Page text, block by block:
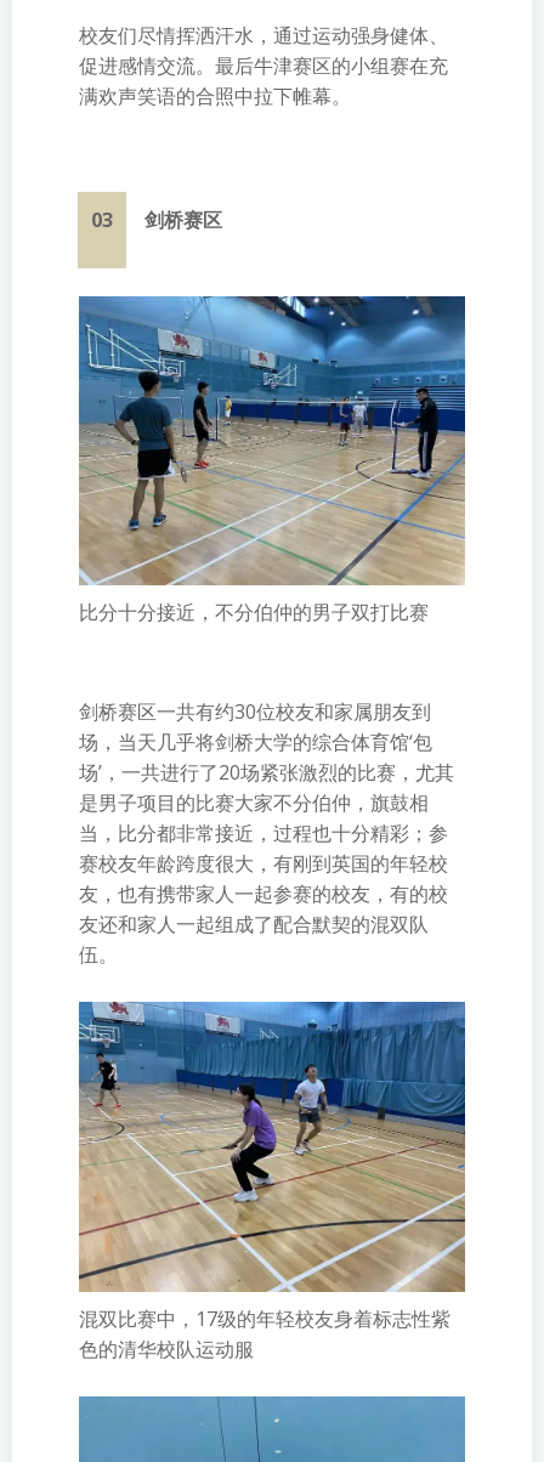
校友们尽情挥洒汗水，通过运动强身健体、
促进感情交流。最后牛津赛区的小组赛在充
满欢声笑语的合照中拉下帷幕。
03 剑桥赛区
比分十分接近，不分伯仲的男子双打比赛
剑桥赛区一共有约30位校友和家属朋友到
场，当天几乎将剑桥大学的综合体育馆‘包
场’，一共进行了20场紧张激烈的比赛，尤其
是男子项目的比赛大家不分伯仲，旗鼓相
当，比分都非常接近，过程也十分精彩；参
赛校友年龄跨度很大，有刚到英国的年轻校
友，也有携带家人一起参赛的校友，有的校
友还和家人一起组成了配合默契的混双队
伍。
混双比赛中，17级的年轻校友身着标志性紫
色的清华校队运动服